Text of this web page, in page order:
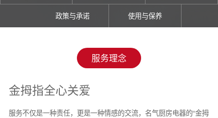
政策与承诺 使用与保养
服务理念
金拇指全心关爱
服务不仅是一种责任，更是一种情感的交流，名气厨房电器的“金拇